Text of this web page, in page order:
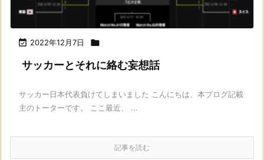
 2022年12月7日 
サッカーとそれに絡む妄想話
サッカー日本代表負けてしまいました こんにちは、本ブログ記載
主のトーターです。 ここ最近、 ...
記事を読む